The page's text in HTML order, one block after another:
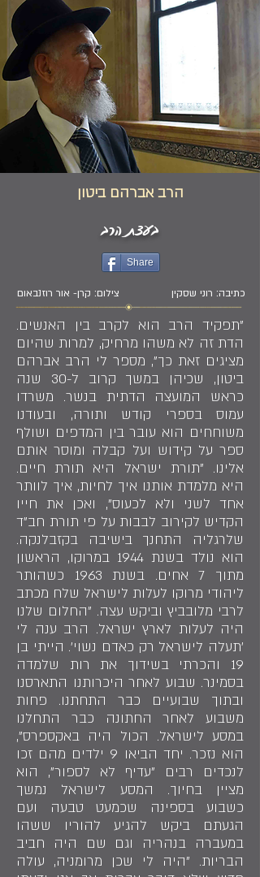
הרב אברהם ביטון
בעצת הרב
Share
צילום: קרן- אור רוזנבאום כתיבה: רוני שסקין
"תפקיד הרב הוא לקרב בין האנשים.
הדת זה לא משהו מרחיק, למרות שהיום
מציגים זאת כך", מספר לי הרב אברהם
ביטון, שכיהן במשך קרוב ל-30 שנה
כראש המועצה הדתית בנשר. משרדו
עמוס בספרי קודש ותורה, ובעודנו
משוחחים הוא עובר בין המדפים ושולף
ספר על קידוש ועל קבלה ומוסר אותם
אלינו. "תורת ישראל היא תורת חיים.
היא מלמדת אותנו איך לחיות, איך לוותר
אחד לשני ולא לכעוס", ואכן את חייו
הקדיש לקירוב לבבות על פי תורת חב"ד
שלרגליה התחנך בישיבה בקזבלנקה.
הוא נולד בשנת 1944 במרוקו, הראשון
מתוך 7 אחים. בשנת 1963 כשהותר
ליהודי מרוקו לעלות לישראל שלח מכתב
לרבי מלובביץ וביקש עצה. "החלום שלנו
היה לעלות לארץ ישראל. הרב ענה לי
'תעלה לישראל רק כאדם נשוי'. הייתי בן
19 והכרתי בשידוך את רות שלמדה
בסמינר. שבוע לאחר היכרותנו התארסנו
ובתוך שבועיים כבר התחתנו. פחות
משבוע לאחר החתונה כבר התחלנו
במסע לישראל. הכול היה באקספרס",
הוא נזכר. יחד הביאו 9 ילדים מהם זכו
לנכדים רבים "עדיף לא לספור", הוא
מציין בחיוך. המסע לישראל נמשך
כשבוע בספינה שכמעט טבעה ועם
הגעתם ביקש להגיע להוריו ששהו
במעברה בנהריה וגם שם היה חביב
הבריות. "היה לי שכן מרומניה, עולה